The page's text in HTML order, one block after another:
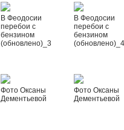
В Феодосии
перебои с
бензином
(обновлено)_3
В Феодосии
перебои с
бензином
Фото Оксаны
Дементьевой
Фото Оксаны
Дементьевой